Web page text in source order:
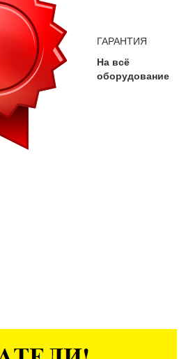
ГАРАНТИЯ
На всё
оборудование